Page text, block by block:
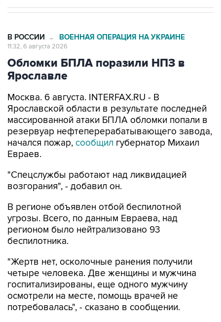
В РОССИИ → ВОЕННАЯ ОПЕРАЦИЯ НА УКРАИНЕ
11:32, 6 августа 2026
Обломки БПЛА поразили НПЗ в
Ярославле
Москва. 6 августа. INTERFAX.RU - В
Ярославской области в результате последней
массированной атаки БПЛА обломки попали в
резервуар нефтеперерабатывающего завода,
начался пожар, сообщил губернатор Михаил
Евраев.
"Спецслужбы работают над ликвидацией
возгорания", - добавил он.
В регионе объявлен отбой беспилотной
угрозы. Всего, по данным Евраева, над
регионом было нейтрализовано 93
беспилотника.
"Жертв нет, осколочные ранения получили
четыре человека. Две женщины и мужчина
госпитализированы, еще одного мужчину
осмотрели на месте, помощь врачей не
потребовалась", - сказано в сообщении.